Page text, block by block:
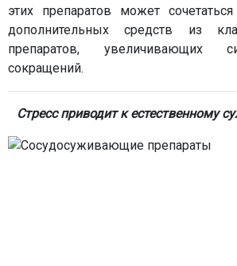
этих препаратов может
дополнительных средств из
препаратов, увеличивающих
сокращений.
Стресс приводит к естественному